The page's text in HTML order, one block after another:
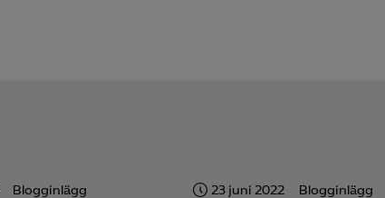
Blogginlägg 23 juni 2022 Blogginlägg